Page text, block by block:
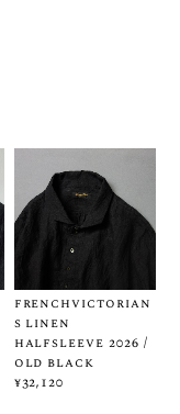
frenchvictorian
s linen
halfsleeve 2026 /
old black
¥32,120